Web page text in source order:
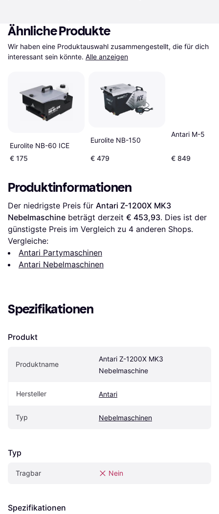
Ähnliche Produkte
Wir haben eine Produktauswahl zusammengestellt, die für dich
interessant sein könnte. Alle anzeigen
Eurolite NB-60 ICE
€ 175
Eurolite NB-150
€ 479
Antari M-5
€ 849
Produktinformationen
Der niedrigste Preis für Antari Z-1200X MK3
Nebelmaschine beträgt derzeit € 453,93. Dies ist der
günstigste Preis im Vergleich zu 4 anderen Shops.
Vergleiche:
Antari Partymaschinen
Antari Nebelmaschinen
Spezifikationen
Produkt
Produktname
Antari Z-1200X MK3
Nebelmaschine
Hersteller Antari
Typ Nebelmaschinen
Typ
Tragbar Nein
Spezifikationen